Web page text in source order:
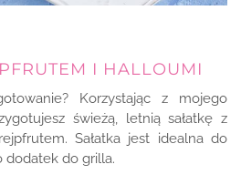
I HALLOUMI
Korzystając z mojego
świeżą, letnią sałatkę z
Sałatka jest idealna do
dodatek do grilla.